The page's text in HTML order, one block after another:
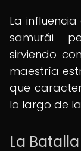
La
samurái
sirviendo
maestría
que
lo largo de
La